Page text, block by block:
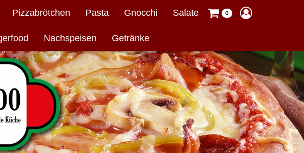
0
Pizzabrötchen Pasta Gnocchi Salate
Nachspeisen Getränke